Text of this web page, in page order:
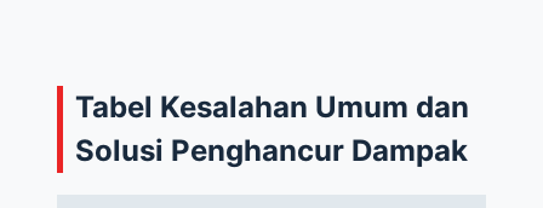
Tabel Kesalahan Umum dan
Solusi Penghancur Dampak